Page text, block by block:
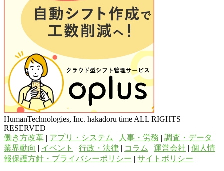
HumanTechnologies, Inc. hakadoru time ALL RIGHTS
RESERVED
働き方改革 | アプリ・システム | 人事・労務 | 調査・データ |
業界動向 | イベント | 行政・法律 | コラム | 運営会社 | 個人情
報保護方針・プライバシーポリシー | サイトポリシー |